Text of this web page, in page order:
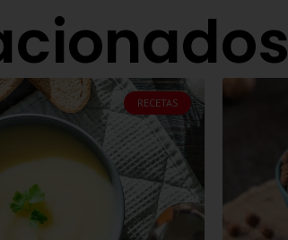
RECETAS